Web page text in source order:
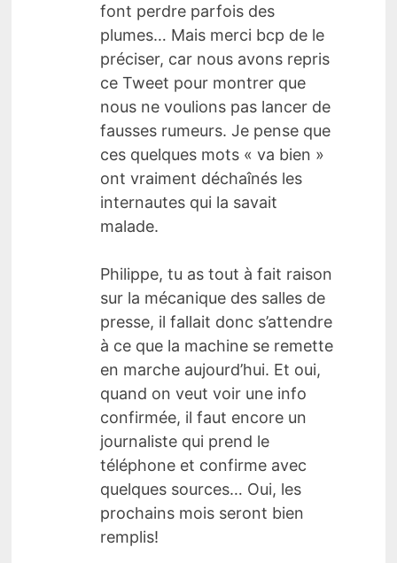
font perdre parfois des
plumes… Mais merci bcp de le
préciser, car nous avons repris
ce Tweet pour montrer que
nous ne voulions pas lancer de
fausses rumeurs. Je pense que
ces quelques mots « va bien »
ont vraiment déchaînés les
internautes qui la savait
malade.
Philippe, tu as tout à fait raison
sur la mécanique des salles de
presse, il fallait donc s’attendre
à ce que la machine se remette
en marche aujourd’hui. Et oui,
quand on veut voir une info
confirmée, il faut encore un
journaliste qui prend le
téléphone et confirme avec
quelques sources… Oui, les
prochains mois seront bien
remplis!